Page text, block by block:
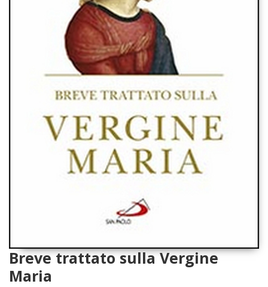
Breve trattato sulla Vergine
Maria